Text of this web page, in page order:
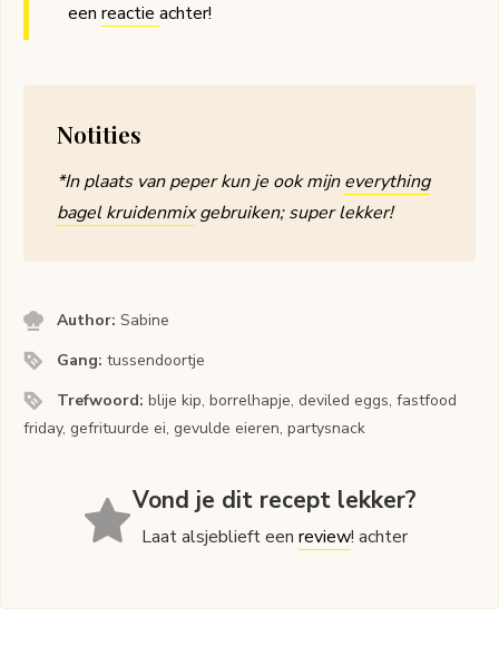
een reactie achter!
Notities
*In plaats van peper kun je ook mijneverything
bagel kruidenmixgebruiken; super lekker!
Author:Sabine
Gang:tussendoortje
Trefwoord:blije kip, borrelhapje, deviled eggs, fastfood
friday, gefrituurde ei, gevulde eieren, partysnack
Vond je dit recept lekker?
Laat alsjeblieft eenreview! achter